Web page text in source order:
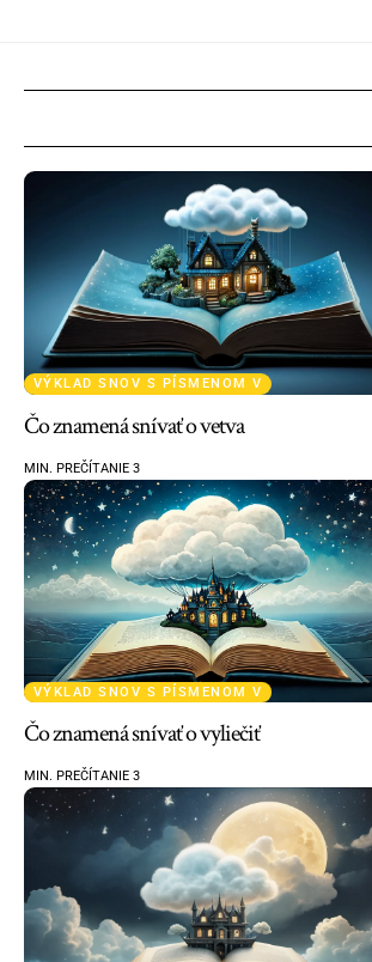
VÝKLAD SNOV S PÍSMENOM V
Čo znamená snívať o vetva
MIN. PREČÍTANIE 3
VÝKLAD SNOV S PÍSMENOM V
Čo znamená snívať o vyliečiť
MIN. PREČÍTANIE 3